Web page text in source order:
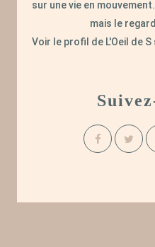
sur une vie en
mais le
Voir le profil de L'Oeil de S